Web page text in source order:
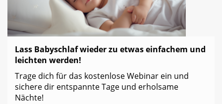
Lass Babyschlaf wieder zu etwas einfachem und
leichten werden!
Trage dich für das kostenlose Webinar ein und
sichere dir entspannte Tage und erholsame
Nächte!